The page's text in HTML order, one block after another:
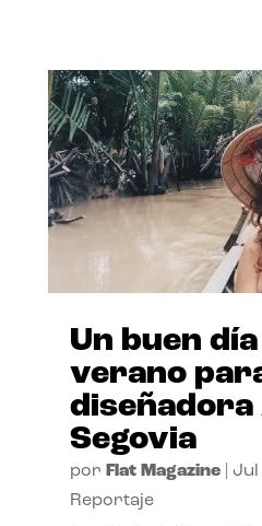
Un buen
verano
diseñadora
Segovia
por Flat Magazine| Jul
Reportaje